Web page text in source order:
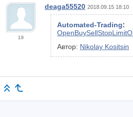
19
deaga55520 2018.09.15 18:10
Automated-Trading:
Автор: Nikolay Kositsin